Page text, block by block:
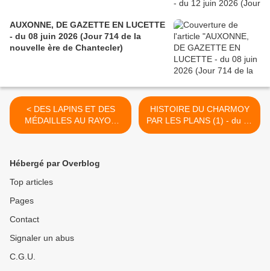
AUXONNE, DE GAZETTE EN LUCETTE
- du 08 juin 2026 (Jour 714 de la
nouvelle ère de Chantecler)
< DES LAPINS ET DES
MÉDAILLES AU RAYON
CHOCOLATS - du 27
HISTOIRE DU CHARMOY
PAR LES PLANS (1) - du 31
MARS 2016 (J+2661 après
Hébergé par Overblog
Top articles
Pages
Contact
Signaler un abus
C.G.U.